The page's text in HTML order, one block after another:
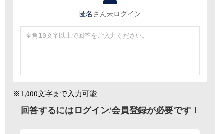
匿名 さん未ログイン
※1,000文字まで入力可能
回答するにはログイン/会員登録が必要です！